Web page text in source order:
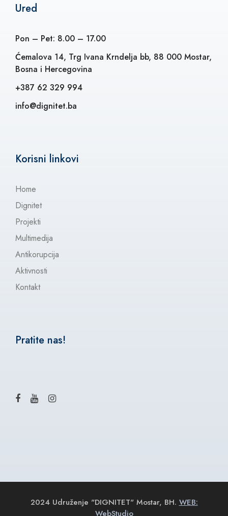
Ured
Pon – Pet: 8.00 – 17.00
Ćemalova 14, Trg Ivana Krndelja bb, 88 000 Mostar,
Bosna i Hercegovina
+387 62 329 994
info@dignitet.ba
Korisni linkovi
Home
Dignitet
Projekti
Multimedija
Antikorupcija
Aktivnosti
Kontakt
Pratite nas!
2024 Udruženje "DIGNITET" Mostar, BH. WEB:
WebStudio